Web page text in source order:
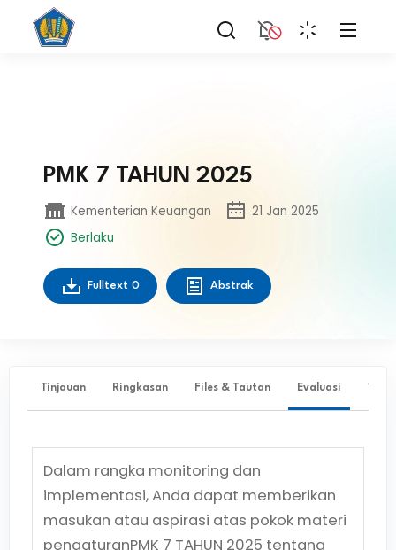
PMK 7 TAHUN 2025
Kementerian Keuangan
21 Jan 2025
Berlaku
Fulltext 0 Abstrak
Tinjauan Ringkasan Files & Tautan Evaluasi ✨
Dalam rangka monitoring dan
implementasi, Anda dapat memberikan
masukan atau aspirasi atas pokok materi
pengaturanPMK 7 TAHUN 2025 tentang